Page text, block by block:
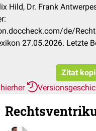
Hild, Dr. Frank
de/
27.05.2026. Letzte
Zitat